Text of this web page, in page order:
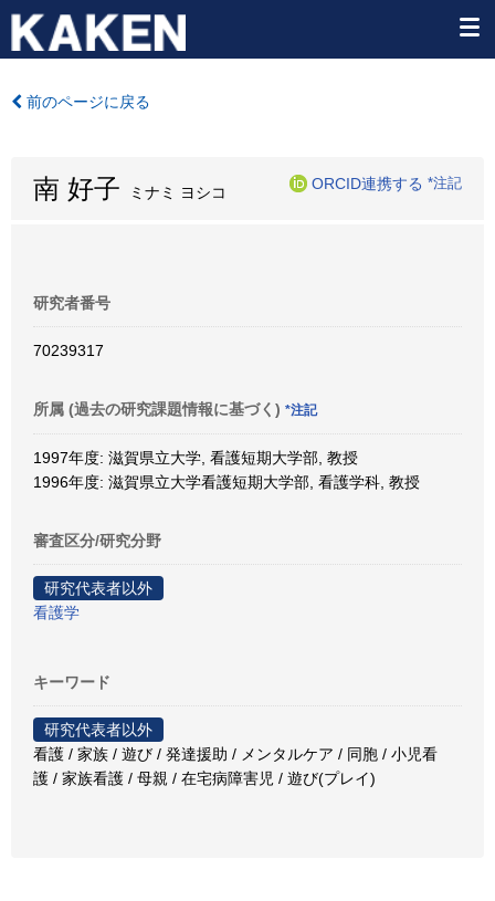
前のページに戻る
南 好子 ミナミ ヨシコ
ORCID連携する *注記
研究者番号
70239317
所属 (過去の研究課題情報に基づく) *注記
1997年度: 滋賀県立大学, 看護短期大学部, 教授
1996年度: 滋賀県立大学看護短期大学部, 看護学科, 教授
審査区分/研究分野
研究代表者以外
看護学
キーワード
研究代表者以外
看護 / 家族 / 遊び / 発達援助 / メンタルケア / 同胞 / 小児看
護 / 家族看護 / 母親 / 在宅病障害児 / 遊び(プレイ)